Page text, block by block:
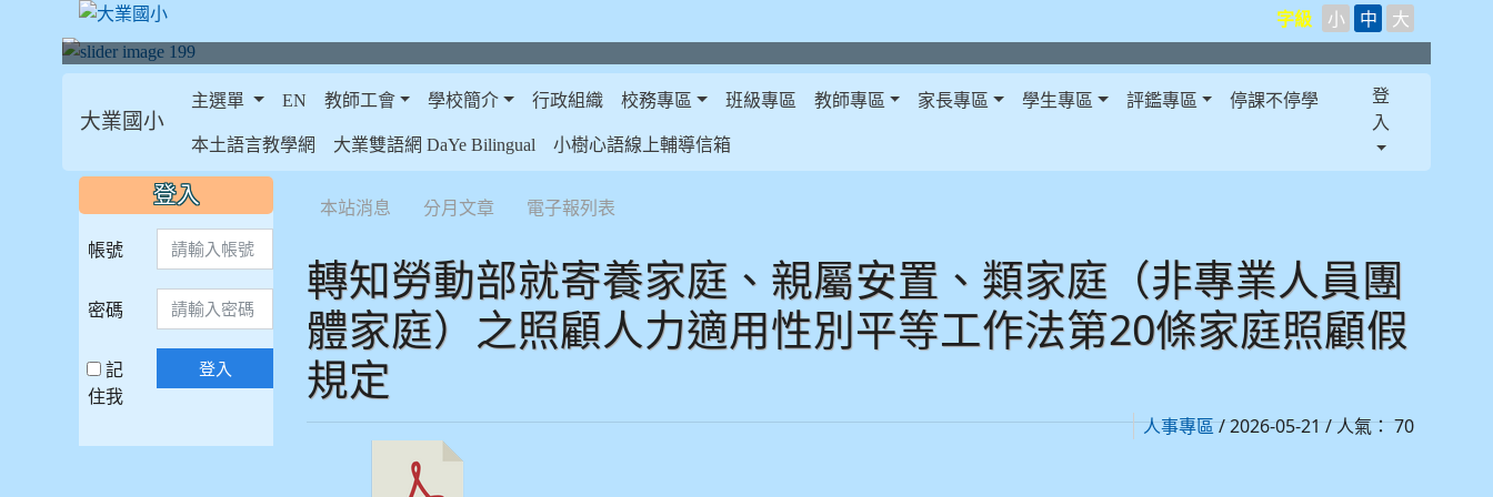
字級 小 中 大
大業國小
主選單 EN 教師工會 學校簡介 行政組織 校務專區 班級專區 教師專區 家長專區 學生專區 評鑑專區 停課不停學
本土語言教學網 大業雙語網 DaYe Bilingual 小樹心語線上輔導信箱
登
入
本站消息 分月文章 電子報列表
轉知勞動部就寄養家庭、親屬安置、類家庭（非專業人員團
體家庭）之照顧人力適用性別平等工作法第20條家庭照顧假
規定
人事專區/ 2026-05-21 / 人氣： 70
::: 登入
帳號
密碼
記
住我
登入